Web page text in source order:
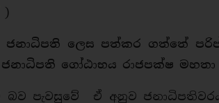
)
ජනාධිපති ලෙස පත්කර ගත්තේ
ගෝඨාභය රාජපක්ෂ මහතා
බව පැවසුවේ ඒ අනුව